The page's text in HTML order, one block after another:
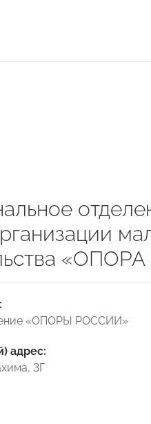
«ОПОРЫ РОССИИ»
адрес:
3Г